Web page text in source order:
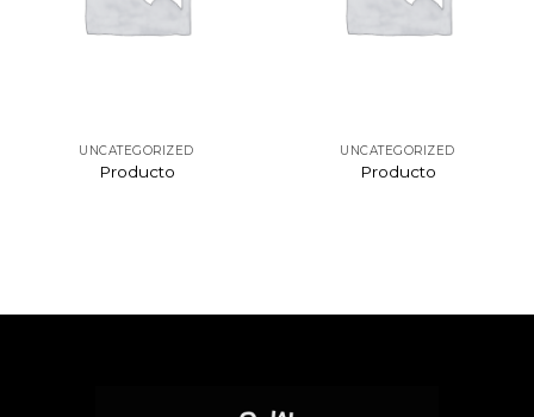
UNCATEGORIZED
Producto
UNCATEGORIZED
Producto